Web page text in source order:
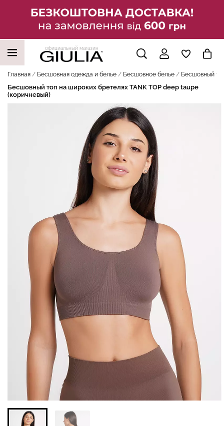
официальный магазин
Главная Бесшовная одежда и белье Бесшовное белье Бесшовный
Бесшовный топ на широких бретелях TANK TOP deep taupe
(коричневый)
НАШИ ТРЕНДОВЫЕ ТОВАРЫ
Бесшовные леггинсы из
микрофибры LEGGINGS
02 (черный) Giulia
552 грн. 789 грн.
Бесшовная бразилиана с
легкой коррекцией
BRASILIAN SHAPEWEAR
black (черный) Giulia
258 грн.
369 грн.